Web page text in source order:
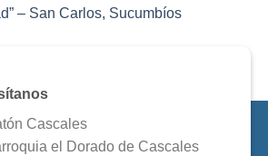
– San Carlos, Sucumbíos
Cascales
el Dorado de Cascales